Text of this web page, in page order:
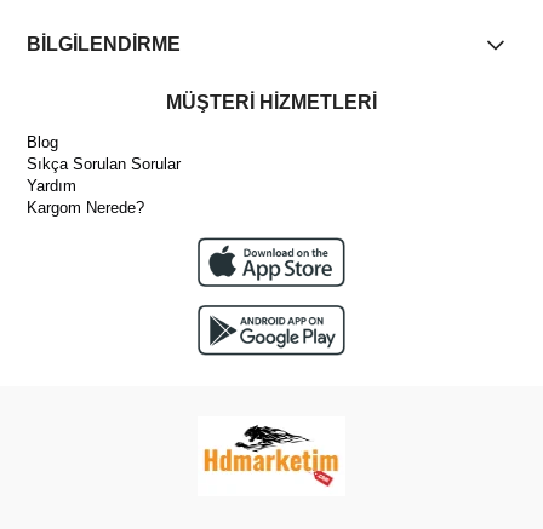
BİLGİLENDİRME
MÜŞTERİ HİZMETLERİ
Blog
Sıkça Sorulan Sorular
Yardım
Kargom Nerede?